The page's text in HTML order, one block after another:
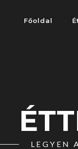
Főoldal
LEGYEN